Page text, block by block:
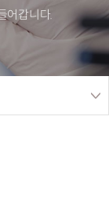
어갑니다.